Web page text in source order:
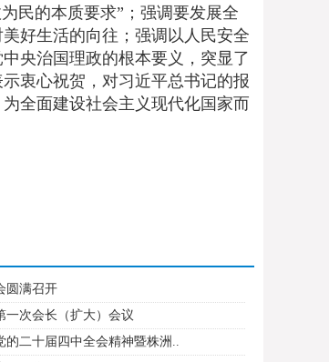
民的本质要求”；强调要发展全
好生活的向往；强调以人民安全
央治国理政的根本要义，突显了
衷心祝贺，对习近平总书记的报
全面建设社会主义现代化国家而
圆满召开
一次会长（扩大）会议
的二十届四中全会精神暨株洲..